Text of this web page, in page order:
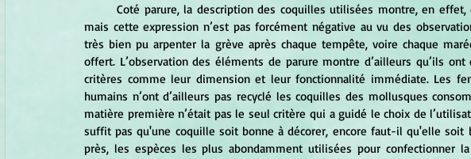
	Coté parure, la description des coquilles utilisées montre, en effet, que ce sont des « rôdeurs de grève »
mais cette expression n’est pas forcément négative au vu des
très bien pu arpenter la grève après chaque tempête, voire chaque
offert. L’observation des éléments de parure montre d’ailleurs qu’ils
critères comme leur dimension et leur fonctionnalité immédiate. Les
humains n’ont d’ailleurs pas recyclé les coquilles des mollusques
matière première n’était pas le seul critère qui a guidé le choix de
suffit pas qu'une coquille soit bonne à décorer, encore faut-il qu'elle soit
près, les espèces les plus abondamment utilisées pour confectionner